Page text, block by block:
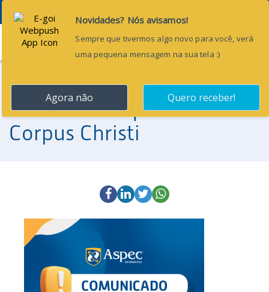
Menu
3 de junho de 2026
Comunicado | Feriado de
Corpus Christi